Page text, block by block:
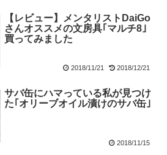
【レビュー】メンタリストDaiGo
さんオススメの文房具｢マルチ8｣
買ってみました
2018/11/21 2018/12/21
サバ缶にハマっている私が見つけ
た｢オリーブオイル漬けのサバ缶｣
2018/11/15